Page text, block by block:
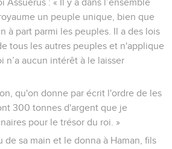
Assuérus : « Il y a dans l’ensemble
un peuple unique, bien que
à part parmi les peuples. Il a des lois
tous les autres peuples et n'applique
n’a aucun intérêt à le laisser
qu'on donne par écrit l'ordre de les
300 tonnes d'argent que je
pour le trésor du roi. »
de sa main et le donna à Haman, fils